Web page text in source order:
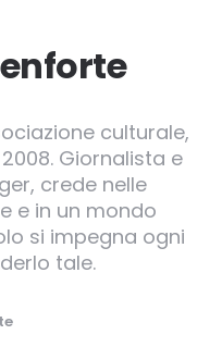
culturale,
Giornalista e
crede nelle
e in un mondo
si impegna ogni
tale.